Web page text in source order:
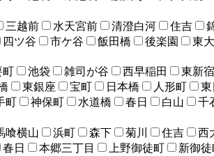
三越前 水天宮前 清澄白河 住吉
四ツ谷 市ケ谷 飯田橋 後楽園 東
町 池袋 雑司が谷 西早稲田 東新宿
東銀座 宝町 日本橋 人形町 東
町 神保町 水道橋 春日 白山 千
喰横山 浜町 森下 菊川 住吉 西
春日 本郷三丁目 上野御徒町 新御